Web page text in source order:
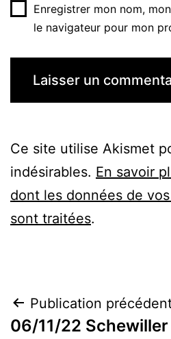
Enregistrer mon nom,
le navigateur pour mon
Ce site utilise Akismet
indésirables. En savoir
dont les données de
sont traitées.
Navigation
Publication
06/11/22 Schewiller